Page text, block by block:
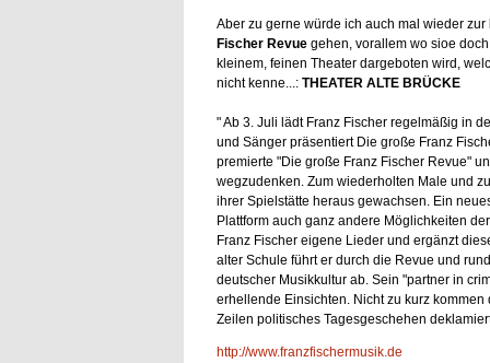
Aber zu gerne würde ich auch mal wieder zur
Fischer Revuegehen, vorallem wo sioe
kleinem, feinen Theater dargeboten wird,
nicht kenne...: THEATER ALTE BRÜCKE
" Ab 3. Juli lädt Franz Fischer regelmäßig in
und Sänger präsentiert Die große Franz
premierte "Die große Franz Fischer Revue"
wegzudenken. Zum wiederholten Male und
ihrer Spielstätte heraus gewachsen. Ein
Plattform auch ganz andere Möglichkeiten
Franz Fischer eigene Lieder und ergänzt
alter Schule führt er durch die Revue und
deutscher Musikkultur ab. Sein "partner in
erhellende Einsichten. Nicht zu kurz
Zeilen politisches Tagesgeschehen
http://www.franzfischermusik.de